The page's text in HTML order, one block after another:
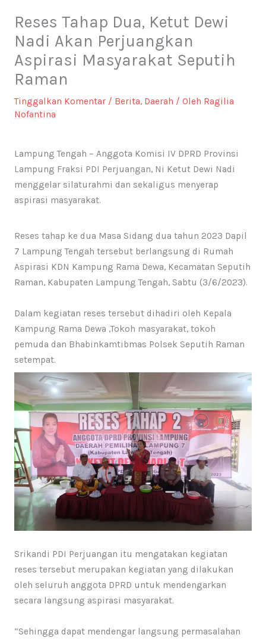
Reses Tahap Dua, Ketut Dewi
Nadi Akan Perjuangkan
Aspirasi Masyarakat Seputih
Raman
Tinggalkan Komentar / Berita, Daerah / Oleh Ragilia
Nofantina
Lampung Tengah – Anggota Komisi IV DPRD Provinsi
Lampung Fraksi PDI Perjuangan, Ni Ketut Dewi Nadi
menggelar silaturahmi dan sekaligus menyerap
aspirasi masyarakat.
Reses tahap ke dua Masa Sidang dua tahun 2023 Dapil
7 Lampung Tengah tersebut berlangsung di Rumah
Aspirasi KDN Kampung Rama Dewa, Kecamatan Seputih
Raman, Kabupaten Lampung Tengah, Sabtu (3/6/2023).
Dalam kegiatan reses tersebut dihadiri oleh Kepala
Kampung Rama Dewa ,Tokoh masyarakat, tokoh
pemuda dan Bhabinkamtibmas Polsek Seputih Raman
setempat.
Srikandi PDI Perjuangan itu mengatakan kegiatan
reses tersebut merupakan kegiatan yang dilakukan
oleh seluruh anggota DPRD untuk mendengarkan
secara langsung aspirasi masyarakat.
“Sehingga dapat mendengar langsung permasalahan